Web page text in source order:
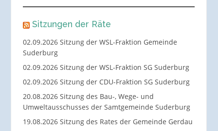
Sitzungen der Räte
02.09.2026 Sitzung der WSL-Fraktion Gemeinde
Suderburg
02.09.2026 Sitzung der WSL-Fraktion SG Suderburg
02.09.2026 Sitzung der CDU-Fraktion SG Suderburg
20.08.2026 Sitzung des Bau-, Wege- und
Umweltausschusses der Samtgemeinde Suderburg
19.08.2026 Sitzung des Rates der Gemeinde Gerdau